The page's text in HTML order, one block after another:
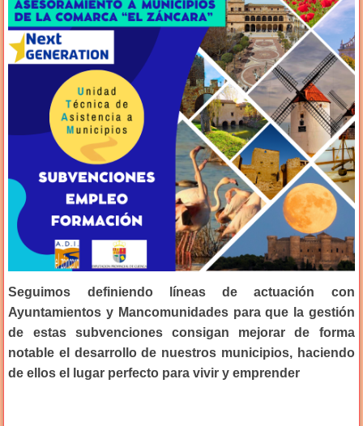
Seguimos definiendo líneas de actuación con
Ayuntamientos y Mancomunidades para que la gestión
de estas subvenciones consigan mejorar de forma
notable el desarrollo de nuestros municipios, haciendo
de ellos el lugar perfecto para vivir y emprender